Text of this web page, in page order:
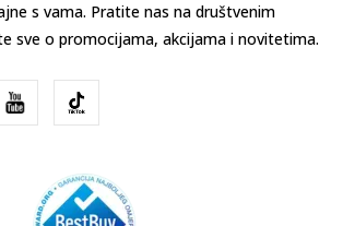
s vama. Pratite nas na društvenim
sve o promocijama, akcijama i novitetima.